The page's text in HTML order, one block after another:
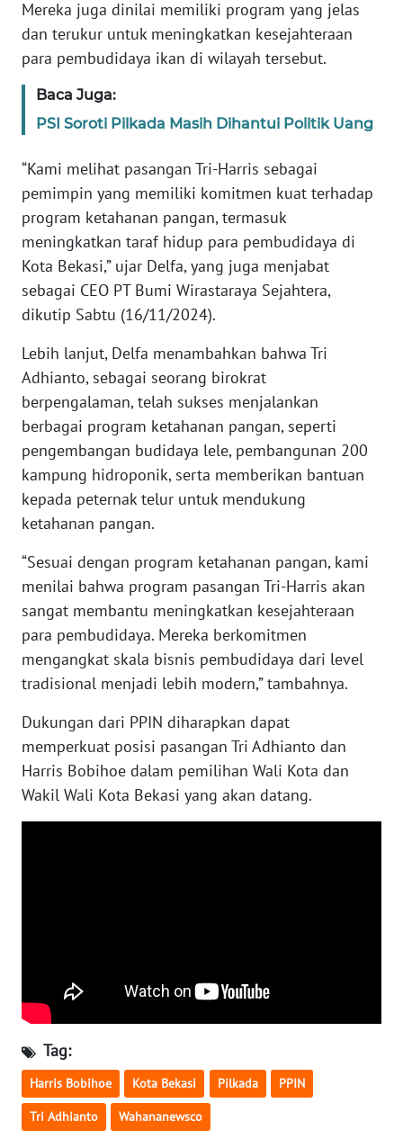
Mereka juga dinilai memiliki program yang jelas
dan terukur untuk meningkatkan kesejahteraan
para pembudidaya ikan di wilayah tersebut.
Baca Juga:
PSI Soroti Pilkada Masih Dihantui Politik Uang
“Kami melihat pasangan Tri-Harris sebagai
pemimpin yang memiliki komitmen kuat terhadap
program ketahanan pangan, termasuk
meningkatkan taraf hidup para pembudidaya di
Kota Bekasi,” ujar Delfa, yang juga menjabat
sebagai CEO PT Bumi Wirastaraya Sejahtera,
dikutip Sabtu (16/11/2024).
Lebih lanjut, Delfa menambahkan bahwa Tri
Adhianto, sebagai seorang birokrat
berpengalaman, telah sukses menjalankan
berbagai program ketahanan pangan, seperti
pengembangan budidaya lele, pembangunan 200
kampung hidroponik, serta memberikan bantuan
kepada peternak telur untuk mendukung
ketahanan pangan.
“Sesuai dengan program ketahanan pangan, kami
menilai bahwa program pasangan Tri-Harris akan
sangat membantu meningkatkan kesejahteraan
para pembudidaya. Mereka berkomitmen
mengangkat skala bisnis pembudidaya dari level
tradisional menjadi lebih modern,” tambahnya.
Dukungan dari PPIN diharapkan dapat
memperkuat posisi pasangan Tri Adhianto dan
Harris Bobihoe dalam pemilihan Wali Kota dan
Wakil Wali Kota Bekasi yang akan datang.
Tag:
Harris Bobihoe Kota Bekasi Pilkada PPIN
Tri Adhianto Wahananewsco
JAMBI
WN
NTB
WN
SULTENG
WN
WN
BABEL
WN
WN
SUMSEL
WN
WN
LAMPUNG
JATENG
WN
NUSANTARA
BALI
WN
KALBAR
WN
KALTENG